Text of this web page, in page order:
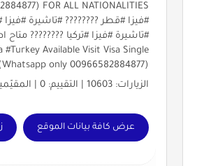
#فيزا #قطر ???????? #تاشيرة #فيزا
#Turkey Available Visit Visa Single
only 00966582884877)
الزيارات: 10603 | التقييم: 0 | المقيّمين: 0 | الدولة:
عرض كافة بيانات الموقع